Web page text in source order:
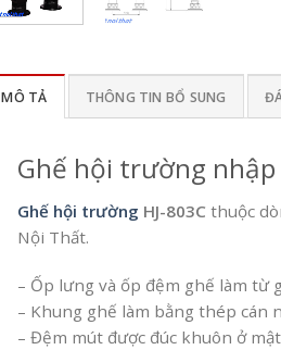
MÔ TẢ THÔNG TIN BỔ SUNG
Ghế hội trường nhập
Ghế hội trường HJ-803Cthuộc
Nội Thất.
– Ốp lưng và ốp đệm ghế làm từ
– Khung ghế làm bằng thép cán
– Đệm mút được đúc khuôn ở